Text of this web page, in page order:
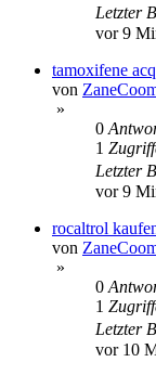
Letzter
vor 9
tamoxifene
von
»
0
1
Letzter
vor 9
rocaltrol
von
»
0
1
Letzter
vor 10